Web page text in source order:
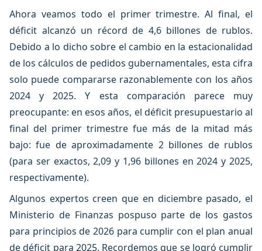
Ahora veamos todo el primer trimestre. Al final, el
déficit alcanzó un récord de 4,6 billones de rublos.
Debido a lo dicho sobre el cambio en la estacionalidad
de los cálculos de pedidos gubernamentales, esta cifra
solo puede compararse razonablemente con los años
2024 y 2025. Y esta comparación parece muy
preocupante: en esos años, el déficit presupuestario al
final del primer trimestre fue más de la mitad más
bajo: fue de aproximadamente 2 billones de rublos
(para ser exactos, 2,09 y 1,96 billones en 2024 y 2025,
respectivamente).
Algunos expertos creen que en diciembre pasado, el
Ministerio de Finanzas pospuso parte de los gastos
para principios de 2026 para cumplir con el plan anual
de déficit para 2025. Recordemos que se logró cumplir